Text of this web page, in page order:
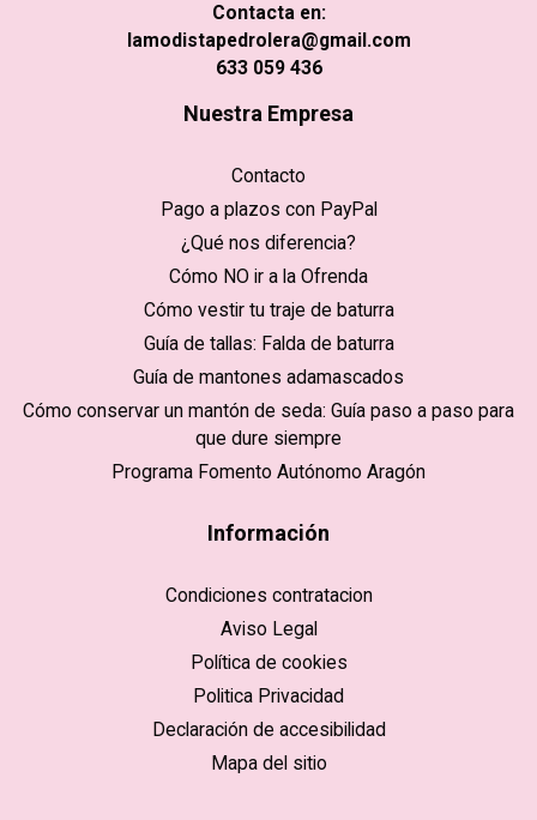
Contacta en:
lamodistapedrolera@gmail.com
633 059 436
Nuestra Empresa
Contacto
Pago a plazos con PayPal
¿Qué nos diferencia?
Cómo NO ir a la Ofrenda
Cómo vestir tu traje de baturra
Guía de tallas: Falda de baturra
Guía de mantones adamascados
Cómo conservar un mantón de seda: Guía paso a paso para
que dure siempre
Programa Fomento Autónomo Aragón
Información
Condiciones contratacion
Aviso Legal
Política de cookies
Politica Privacidad
Declaración de accesibilidad
Mapa del sitio